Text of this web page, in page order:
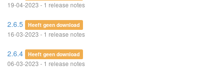
19-04-2023 - 1 release notes
2.6.5 Heeft geen download
16-03-2023 - 1 release notes
2.6.4 Heeft geen download
06-03-2023 - 1 release notes